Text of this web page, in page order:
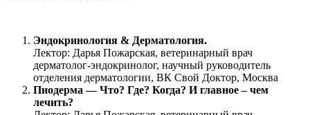
Эндокринология & Дерматология.
Лектор: Дарья Пожарская, ветеринарный врач
дерматолог-эндокринолог, научный руководитель
отделения дерматологии, ВК Свой Доктор, Москва
Пиодерма — Что? Где? Когда? И главное – чем
лечить?